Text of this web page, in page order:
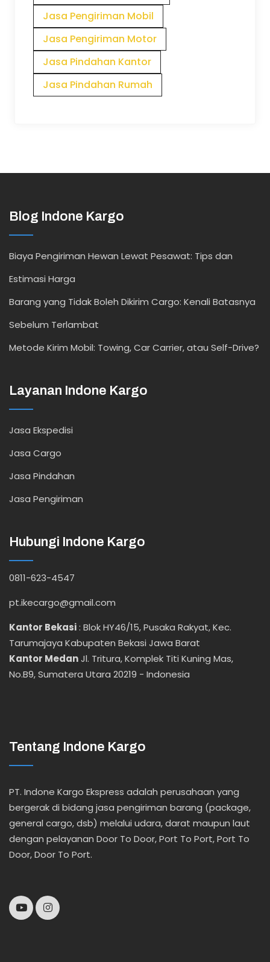
Jasa Pengiriman Mobil
Jasa Pengiriman Motor
Jasa Pindahan Kantor
Jasa Pindahan Rumah
Blog Indone Kargo
Biaya Pengiriman Hewan Lewat Pesawat: Tips dan
Estimasi Harga
Barang yang Tidak Boleh Dikirim Cargo: Kenali Batasnya
Sebelum Terlambat
Metode Kirim Mobil: Towing, Car Carrier, atau Self-Drive?
Layanan Indone Kargo
Jasa Ekspedisi
Jasa Cargo
Jasa Pindahan
Jasa Pengiriman
Hubungi Indone Kargo
0811-623-4547
pt.ikecargo@gmail.com
Kantor Bekasi: Blok HY46/15, Pusaka Rakyat, Kec.
Tarumajaya Kabupaten Bekasi Jawa Barat
Kantor MedanJl. Tritura, Komplek Titi Kuning Mas,
No.B9, Sumatera Utara 20219 - Indonesia
Tentang Indone Kargo
PT. Indone Kargo Ekspress adalah perusahaan yang
bergerak di bidang jasa pengiriman barang (package,
general cargo, dsb) melalui udara, darat maupun laut
dengan pelayanan Door To Door, Port To Port, Port To
Door, Door To Port.